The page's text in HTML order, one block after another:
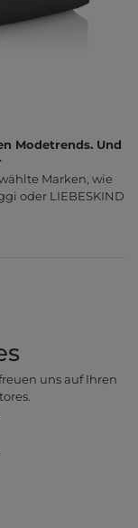
Modetrends. Und
Marken, wie
oder LIEBESKIND
uns auf Ihren